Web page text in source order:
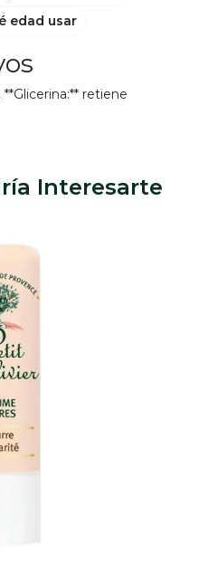
retiene
edad usar
Interesarte